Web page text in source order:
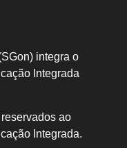
integra o
Integrada
ao
I ntegrada.